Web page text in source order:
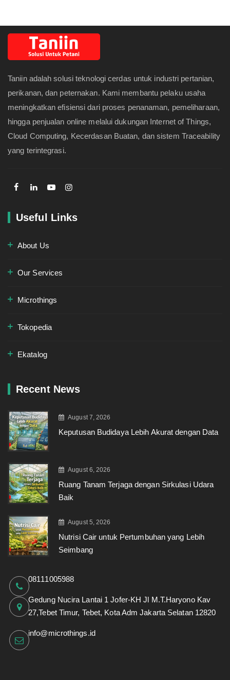
Taniin adalah solusi teknologi cerdas untuk industri pertanian,
perikanan, dan peternakan. Kami membantu pelaku usaha
meningkatkan efisiensi dari proses penanaman, pemeliharaan,
hingga penjualan online melalui dukungan Internet of Things,
Cloud Computing, Kecerdasan Buatan, dan sistem Traceability
yang terintegrasi.
Useful Links
About Us
Our Services
Microthings
Tokopedia
Ekatalog
Recent News
August 7, 2026
Keputusan Budidaya Lebih Akurat dengan Data
August 6, 2026
Ruang Tanam Terjaga dengan Sirkulasi Udara
Baik
August 5, 2026
Nutrisi Cair untuk Pertumbuhan yang Lebih
Seimbang
08111005988
Gedung Nucira Lantai 1 Jofer-KH Jl M.T.Haryono Kav
27,Tebet Timur, Tebet, Kota Adm Jakarta Selatan 12820
info@microthings.id